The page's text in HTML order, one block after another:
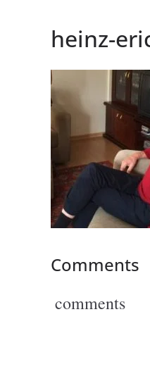
heinz-
Comments
comments